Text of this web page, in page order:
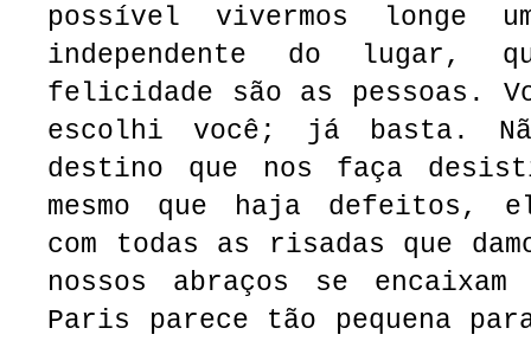
possível vivermos longe
independente do lugar,
felicidade são as pessoas.
escolhi você; já basta.
destino que nos faça
mesmo que haja defeitos,
com todas as risadas que
nossos abraços se
Paris parece tão pequena